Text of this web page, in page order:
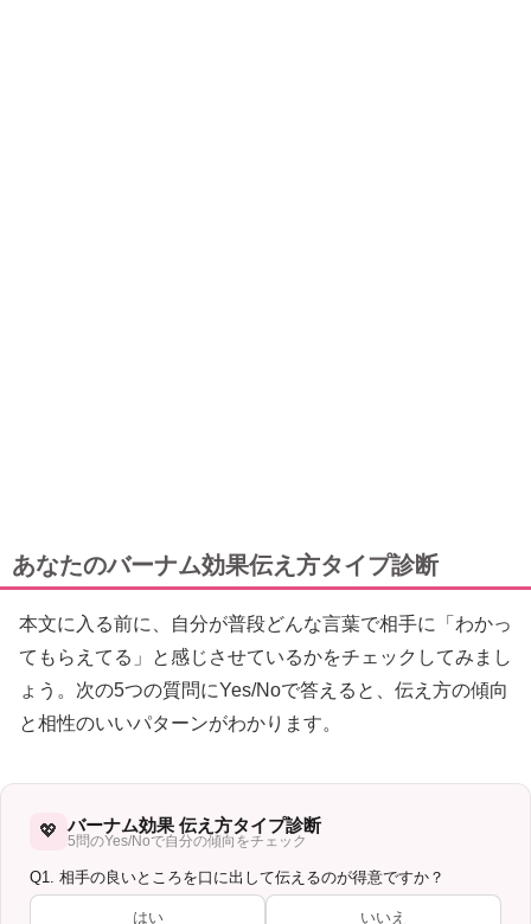
あなたのバーナム効果伝え方タイプ診断
本文に入る前に、自分が普段どんな言葉で相手に「わかっ
てもらえてる」と感じさせているかをチェックしてみまし
ょう。次の5つの質問にYes/Noで答えると、伝え方の傾向
と相性のいいパターンがわかります。
💖 バーナム効果 伝え方タイプ診断
5問のYes/Noで自分の傾向をチェック
Q1. 相手の良いところを口に出して伝えるのが得意ですか？
はい いいえ